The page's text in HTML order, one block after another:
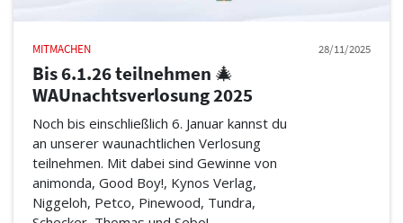
MITMACHEN 28/11/2025
Bis 6.1.26 teilnehmen 🎄
WAUnachtsverlosung 2025
Noch bis einschließlich 6. Januar kannst du
an unserer waunachtlichen Verlosung
teilnehmen. Mit dabei sind Gewinne von
animonda, Good Boy!, Kynos Verlag,
Niggeloh, Petco, Pinewood, Tundra,